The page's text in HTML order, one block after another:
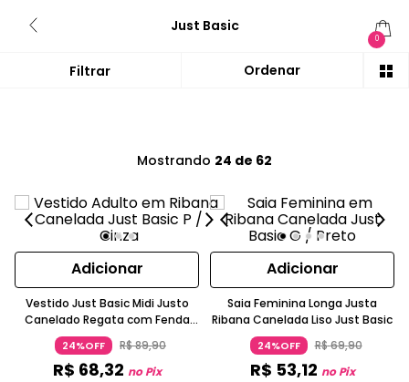
Just Basic
0
Mostrando 24 de 62
Adicionar
Vestido Just Basic Midi Justo
Canelado Regata com Fenda
Lateral
24%OFF R$89,90
R$ 68,32 no Pix
Adicionar
Saia Feminina Longa Justa
Ribana Canelada Liso Just Basic
24%OFF R$69,90
R$ 53,12 no Pix